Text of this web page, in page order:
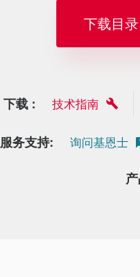
下载目录
下载 : 技术指南
服务支持: 询问基恩士